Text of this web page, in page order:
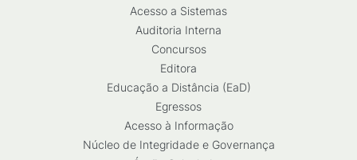
Acesso a Sistemas
Auditoria Interna
Concursos
Editora
Educação a Distância (EaD)
Egressos
Acesso à Informação
Núcleo de Integridade e Governança